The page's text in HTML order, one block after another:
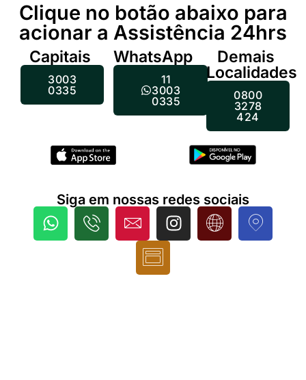
Clique no botão abaixo para
acionar a Assistência 24hrs
Capitais
3003
0335
WhatsApp
11
3003
0335
Demais
Localidades
0800
3278
424
Siga em nossas redes sociais